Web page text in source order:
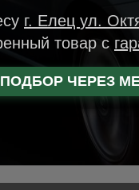
г. Елец ул.
товар с
ПОДБОР ЧЕРЕЗ